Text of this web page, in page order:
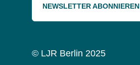
NEWSLETTER ABONNIEREN
© LJR Berlin 2025